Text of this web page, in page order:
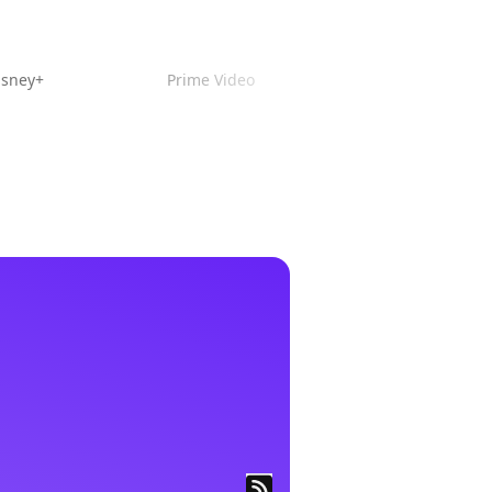
Prime Video